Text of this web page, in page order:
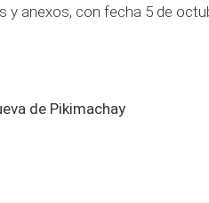
anexos, con fecha 5 de
de Pikimachay